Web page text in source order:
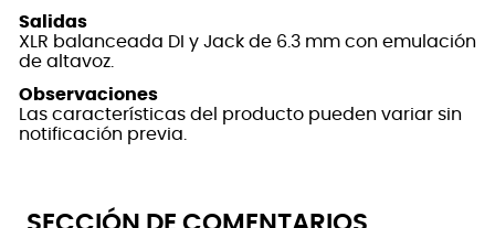
Salidas
XLR balanceada DI y Jack de 6.3 mm con emulación
de altavoz.
Observaciones
Las características del producto pueden variar sin
notificación previa.